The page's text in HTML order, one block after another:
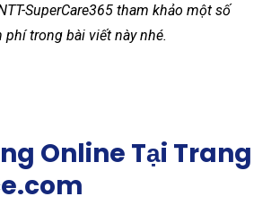
SuperCare365 tham khảo một số
trong bài viết này nhé.
Online Tại Trang